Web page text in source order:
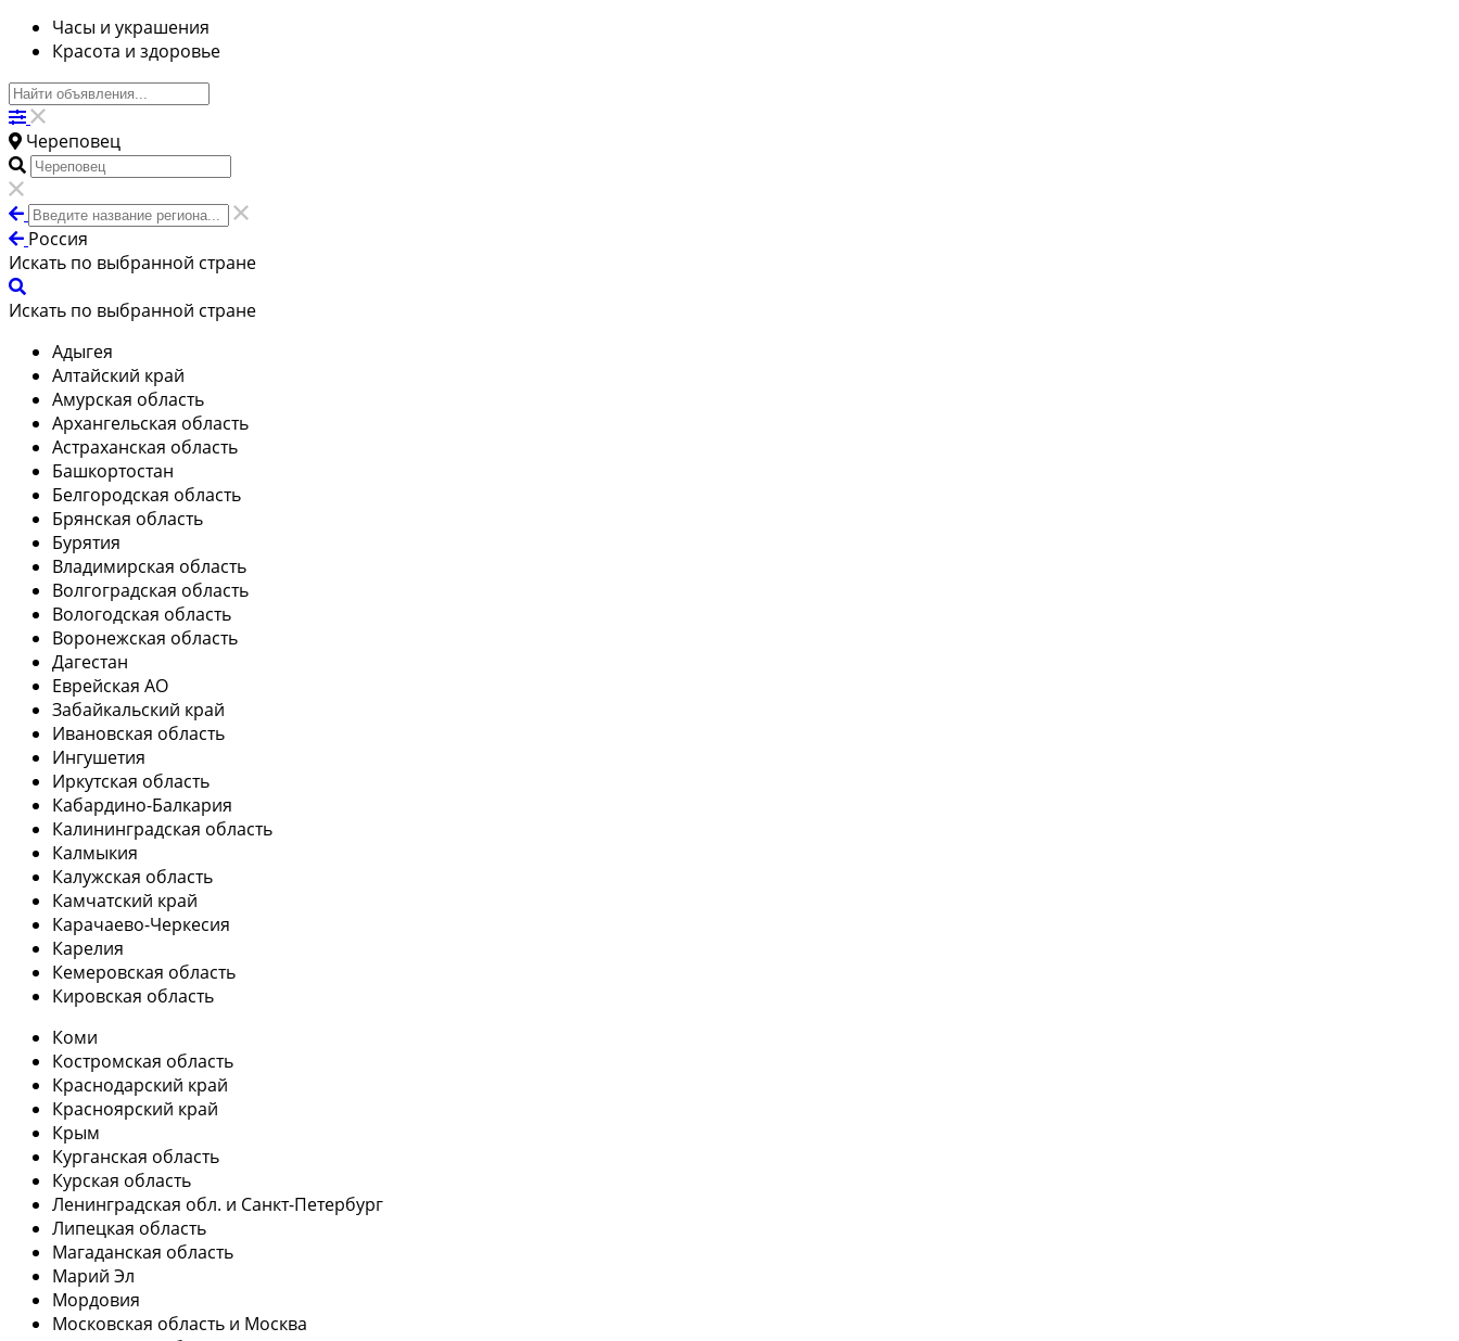
Часы и украшения
Красота и здоровье
Череповец
Россия
Искать по выбранной стране
Искать по выбранной стране
Адыгея
Алтайский край
Амурская область
Архангельская область
Астраханская область
Башкортостан
Белгородская область
Брянская область
Бурятия
Владимирская область
Волгоградская область
Вологодская область
Воронежская область
Дагестан
Еврейская АО
Забайкальский край
Ивановская область
Ингушетия
Иркутская область
Кабардино-Балкария
Калининградская область
Калмыкия
Калужская область
Камчатский край
Карачаево-Черкесия
Карелия
Кемеровская область
Кировская область
Коми
Костромская область
Краснодарский край
Красноярский край
Крым
Курганская область
Курская область
Ленинградская обл. и Санкт-Петербург
Липецкая область
Магаданская область
Марий Эл
Мордовия
Московская область и Москва